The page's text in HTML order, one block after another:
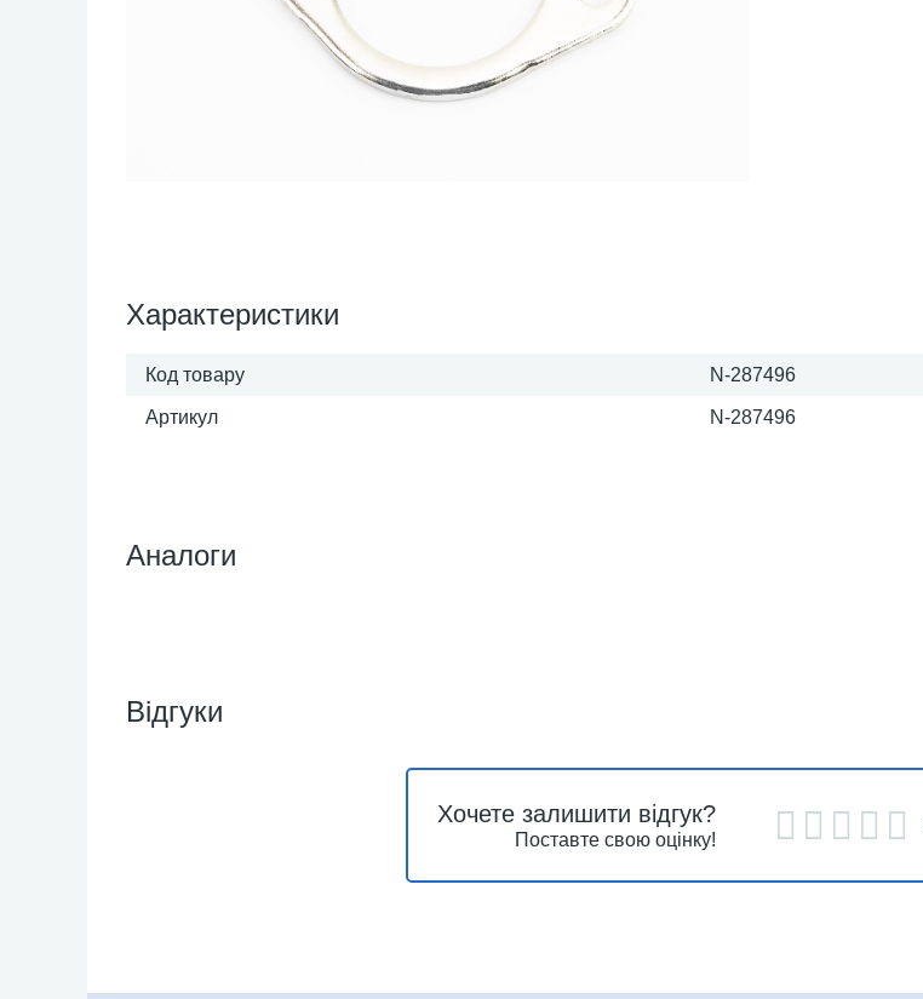
Характеристики
Код товару N-287496
Артикул N-287496
Аналоги
Відгуки
Хочете залишити відгук?
Поставте свою оцінку!